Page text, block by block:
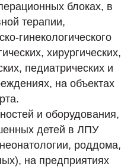
блоках, в
терапии,
гинекологического
хирургических,
педиатрических и
на объектах
и оборудования,
детей в ЛПУ
роддома,
на предприятиях